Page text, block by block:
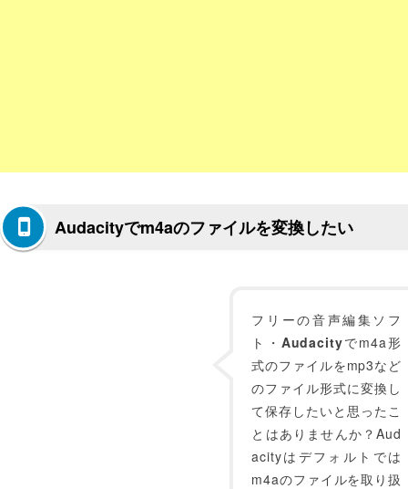
Audacityでm4aのファイルを変換したい
フリーの音声編集ソフ
ト・ Audacityでm4a形
式のファイルをmp3など
のファイル形式に変換し
て保存したいと思ったこ
とはありませんか？Aud
acityはデフォルトでは
m4aのファイルを取り扱